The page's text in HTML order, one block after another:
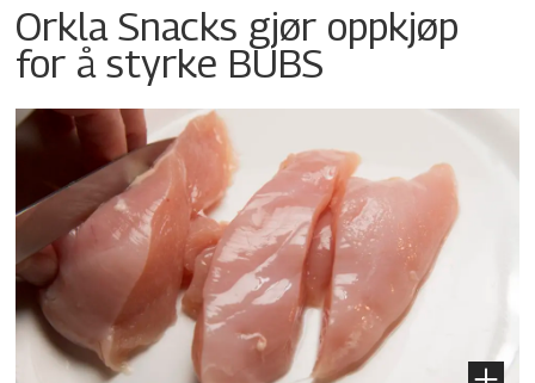
Orkla Snacks gjør oppkjøp
for å styrke BUBS